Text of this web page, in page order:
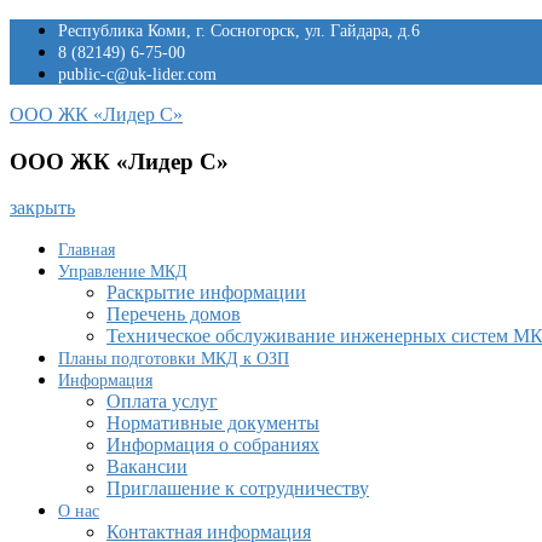
Перейти
содержимому
Республика Коми, г. Сосногорск, ул. Гайдара, д.6
8 (82149) 6-75-00
public-c@uk-lider.com
ООО ЖК «Лидер С»
ООО ЖК «Лидер С»
закрыть
Главная
Управление МКД
Раскрытие информации
Перечень домов
Техническое обслуживание инженерных систем
Планы подготовки МКД к ОЗП
Информация
Оплата услуг
Нормативные документы
Информация о собраниях
Вакансии
Приглашение к сотрудничеству
О нас
Контактная информация